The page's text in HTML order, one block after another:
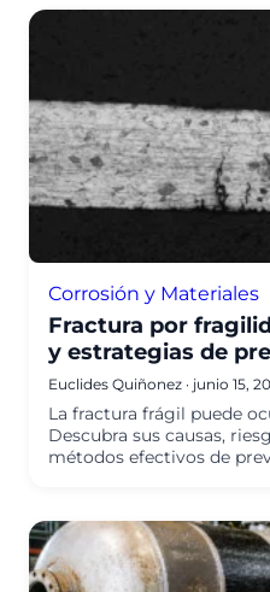
Corrosión y Materiales
Fractura por
y estrategias de
Euclides Quiñonez · junio 15,
La fractura frágil puede
Descubra sus causas,
métodos efectivos de